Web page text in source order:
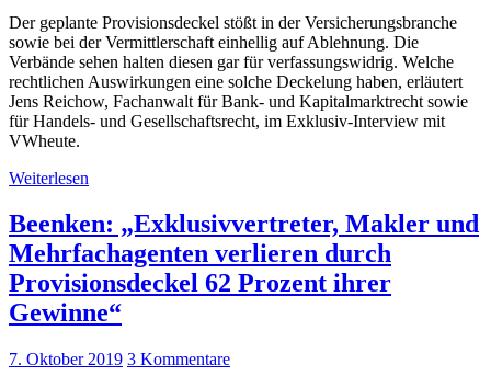
Der geplante Provisionsdeckel stößt in der Versicherungsbranche
sowie bei der Vermittlerschaft einhellig auf Ablehnung. Die
Verbände sehen halten diesen gar für verfassungswidrig. Welche
rechtlichen Auswirkungen eine solche Deckelung haben, erläutert
Jens Reichow, Fachanwalt für Bank- und Kapitalmarktrecht sowie
für Handels- und Gesellschaftsrecht, im Exklusiv-Interview mit
VWheute.
Weiterlesen
Beenken: „Exklusivvertreter, Makler und
Mehrfachagenten verlieren durch
Provisionsdeckel 62 Prozent ihrer
Gewinne“
7. Oktober 2019 3 Kommentare